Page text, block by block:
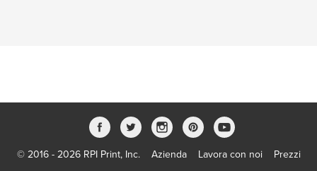
© 2016 - 2026 RPI Print, Inc. Azienda Lavora con noi
Prezzi